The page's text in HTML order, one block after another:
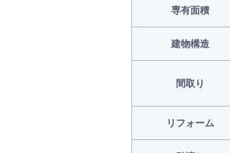
専有面積
建物構造
間取り
リフォーム